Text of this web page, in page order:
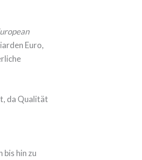
Euro,
da Qualität
hin zu